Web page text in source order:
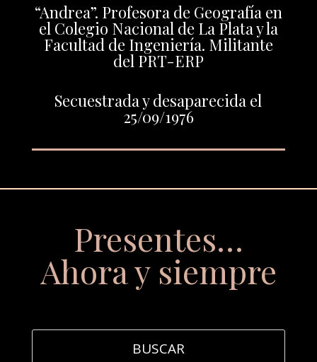
“Andrea”. Profesora de Geografía en
el Colegio Nacional de La Plata y la
Facultad de Ingeniería. Militante
del PRT-ERP
Secuestrada y desaparecida el
25/09/1976
Presentes…
Ahora y siempre